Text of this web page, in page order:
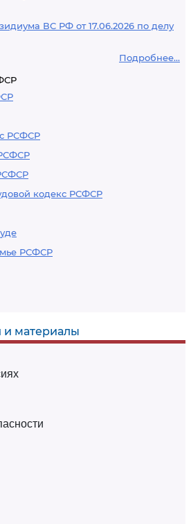
ВС РФ от 17.06.2026 по делу
Подробнее...
РСФСР
кодекс РСФСР
РСФСР
и материалы